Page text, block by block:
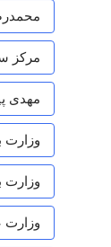
مرکز
مهدی
وزارت
وزارت